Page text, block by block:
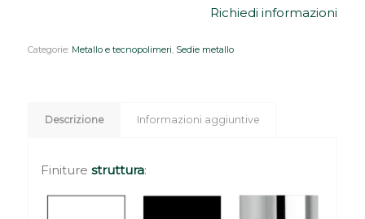
Richiedi informazioni
Categorie: Metallo e tecnopolimeri, Sedie metallo
Descrizione Informazioni aggiuntive
Finiture struttura: